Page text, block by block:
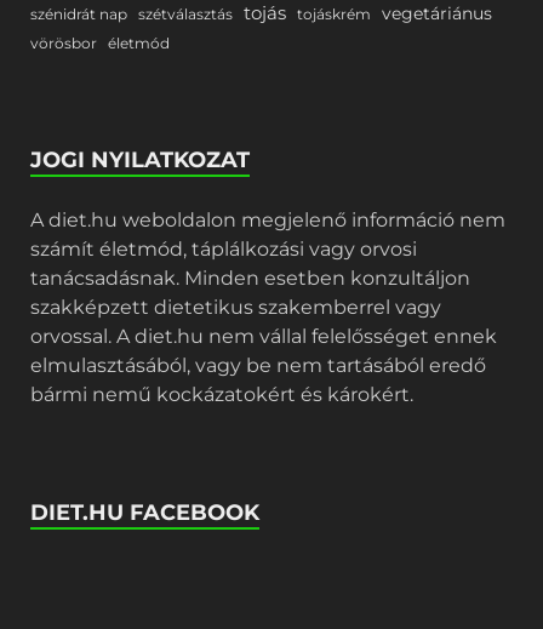
szénidrát nap szétválasztás tojás tojáskrém vegetáriánus
vörösbor életmód
JOGI NYILATKOZAT
A diet.hu weboldalon megjelenő információ nem
számít életmód, táplálkozási vagy orvosi
tanácsadásnak. Minden esetben konzultáljon
szakképzett dietetikus szakemberrel vagy
orvossal. A diet.hu nem vállal felelősséget ennek
elmulasztásából, vagy be nem tartásából eredő
bármi nemű kockázatokért és károkért.
DIET.HU FACEBOOK